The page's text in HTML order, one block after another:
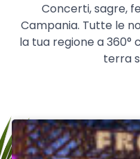
Concerti, sagre,
Campania. Tutte le
la tua regione a 360°
terra